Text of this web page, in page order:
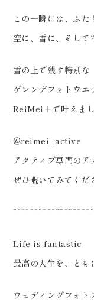
準備 #振
スタジオ
イダルフ
#結婚式前
ォト
プロフィ
この一瞬には、ふた
空に、雪に、そして
雪の上で残す特別な
ゲレンデフォトウエ
ReiMei＋で叶えま
@reimei_active
アクティブ専門の
ぜひ覗いてみてくだ
Life is fantastic
最高の人生を、とも
ウェディングフォ